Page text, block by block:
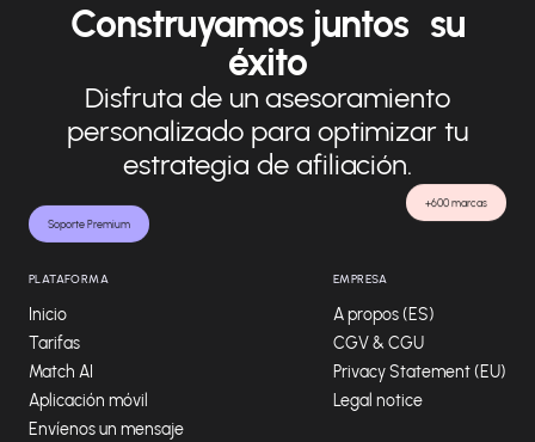
Soporte Premium
+600 marcas
Construyamos juntos su
éxito
Disfruta de un asesoramiento
personalizado para optimizar tu
estrategia de afiliación.
PLATAFORMA
Inicio
Tarifas
Match AI
Aplicación móvil
Envíenos un mensaje
EMPRESA
A propos (ES)
CGV & CGU
Privacy Statement (EU)
Legal notice